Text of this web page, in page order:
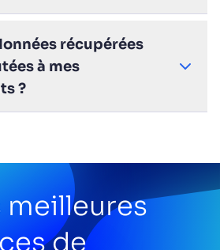
récupérées
à mes
?
meilleures
de